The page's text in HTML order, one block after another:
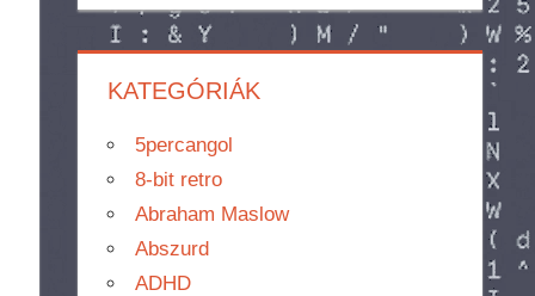
KATEGÓRIÁK
5percangol
8-bit retro
Abraham Maslow
Abszurd
ADHD